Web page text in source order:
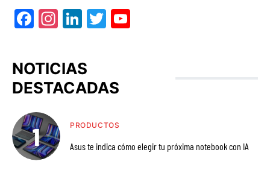
Facebook
Instagram
LinkedIn
Twitter
NOTICIAS
DESTACADAS
PRODUCTOS
Asus te indica cómo elegir tu próxima notebook con IA